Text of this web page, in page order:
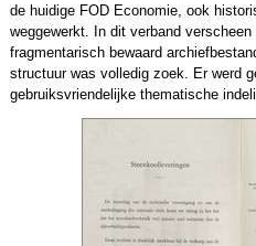
de huidige FOD Economie, ook
weggewerkt. In dit verband
fragmentarisch bewaard
structuur was volledig zoek. Er werd
gebruiksvriendelijke thematische